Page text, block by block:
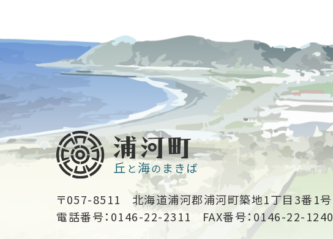
〒057-8511
北海道浦河郡浦河町築地1丁目3番1号
電話番号：0146-22-2311
FAX番号：0146-22-1240